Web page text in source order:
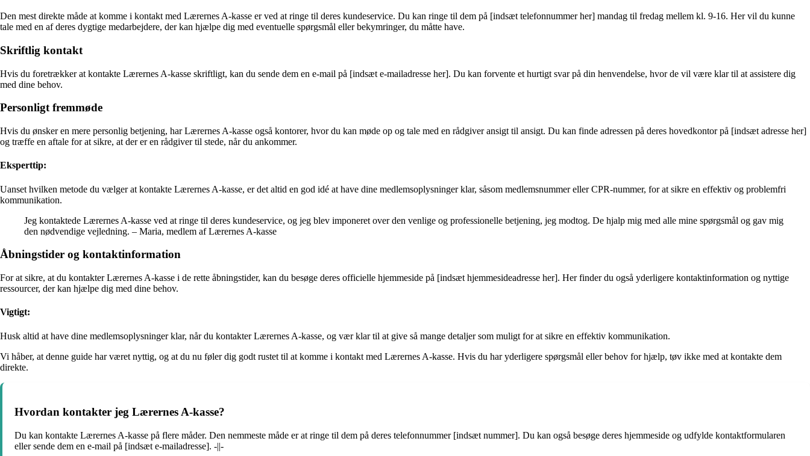
Den mest direkte måde at komme i kontakt med Lærernes A-kasse er ved at ringe til deres kundeservice. Du kan ringe til dem på [indsæt telefonnummer her] mandag til fredag mellem kl. 9-16. Her vil du kunne
tale med en af deres dygtige medarbejdere, der kan hjælpe dig med eventuelle spørgsmål eller bekymringer, du måtte have.
Skriftlig kontakt
Hvis du foretrækker at kontakte Lærernes A-kasse skriftligt, kan du sende dem en e-mail på [indsæt e-mailadresse her]. Du kan forvente et hurtigt svar på din henvendelse, hvor de vil være klar til at assistere dig
med dine behov.
Personligt fremmøde
Hvis du ønsker en mere personlig betjening, har Lærernes A-kasse også kontorer, hvor du kan møde op og tale med en rådgiver ansigt til ansigt. Du kan finde adressen på deres hovedkontor på [indsæt adresse her]
og træffe en aftale for at sikre, at der er en rådgiver til stede, når du ankommer.
Eksperttip:
Uanset hvilken metode du vælger at kontakte Lærernes A-kasse, er det altid en god idé at have dine medlemsoplysninger klar, såsom medlemsnummer eller CPR-nummer, for at sikre en effektiv og problemfri
kommunikation.
Jeg kontaktede Lærernes A-kasse ved at ringe til deres kundeservice, og jeg blev imponeret over den venlige og professionelle betjening, jeg modtog. De hjalp mig med alle mine spørgsmål og gav mig
den nødvendige vejledning. – Maria, medlem af Lærernes A-kasse
Åbningstider og kontaktinformation
For at sikre, at du kontakter Lærernes A-kasse i de rette åbningstider, kan du besøge deres officielle hjemmeside på [indsæt hjemmesideadresse her]. Her finder du også yderligere kontaktinformation og nyttige
ressourcer, der kan hjælpe dig med dine behov.
Vigtigt:
Husk altid at have dine medlemsoplysninger klar, når du kontakter Lærernes A-kasse, og vær klar til at give så mange detaljer som muligt for at sikre en effektiv kommunikation.
Vi håber, at denne guide har været nyttig, og at du nu føler dig godt rustet til at komme i kontakt med Lærernes A-kasse. Hvis du har yderligere spørgsmål eller behov for hjælp, tøv ikke med at kontakte dem
direkte.
Hvordan kontakter jeg Lærernes A-kasse?
Du kan kontakte Lærernes A-kasse på flere måder. Den nemmeste måde er at ringe til dem på deres telefonnummer [indsæt nummer]. Du kan også besøge deres hjemmeside og udfylde kontaktformularen
eller sende dem en e-mail på [indsæt e-mailadresse]. -||-